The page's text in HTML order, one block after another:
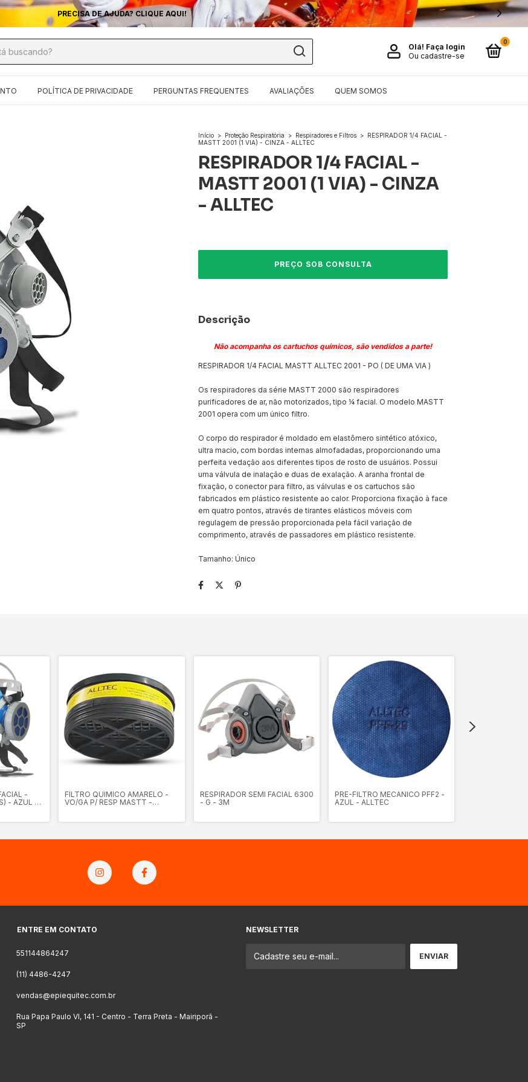
PRECISA DE AJUDA? CLIQUE AQUI!
Olá! Faça login
Ou cadastre-se
0
POLÍTICA DE PRIVACIDADE PERGUNTAS FREQUENTES AVALIAÇÕES QUEM SOMOS
Início > Proteção Respiratória > Respiradores e Filtros > RESPIRADOR 1/4 FACIAL -
MASTT 2001 (1 VIA) - CINZA - ALLTEC
RESPIRADOR 1/4 FACIAL -
MASTT 2001 (1 VIA) - CINZA
- ALLTEC
Descrição
Não acompanha os cartuchos químicos, são vendidos a parte!
RESPIRADOR 1/4 FACIAL MASTT ALLTEC 2001 - PO ( DE UMA VIA )
Os respiradores da série MASTT 2000 são respiradores
purificadores de ar, não motorizados, tipo ¼ facial. O modelo MASTT
2001 opera com um único filtro.
O corpo do respirador é moldado em elastômero sintético atóxico,
ultra macio, com bordas internas almofadadas, proporcionando uma
perfeita vedação aos diferentes tipos de rosto de usuários. Possui
uma válvula de inalação e duas de exalação. A aranha frontal de
fixação, o conector para filtro, as válvulas e os cartuchos são
fabricados em plástico resistente ao calor. Proporciona fixação à face
em quatro pontos, através de tirantes elásticos móveis com
regulagem de pressão proporcionada pela fácil variação de
comprimento, através de passadores em plástico resistente.
Tamanho: Único
-
- AZUL -
FILTRO QUIMICO AMARELO -
VO/GA P/ RESP MASTT -
RESPIRADOR SEMI FACIAL 6300
- G - 3M
PRE-FILTRO MECANICO PFF2 -
AZUL - ALLTEC
ENTRE EM CONTATO
551144864247
(11) 4486-4247
vendas@epiequitec.com.br
Rua Papa Paulo VI, 141 - Centro - Terra Preta - Mairiporã -
SP
NEWSLETTER